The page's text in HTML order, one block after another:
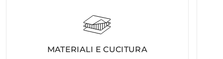
MATERIALI E CUCITURA